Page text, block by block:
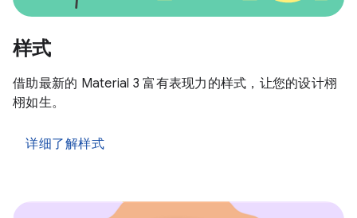
样式
借助最新的 Material 3 富有表现力的样式，让您的设计栩
栩如生。
详细了解样式